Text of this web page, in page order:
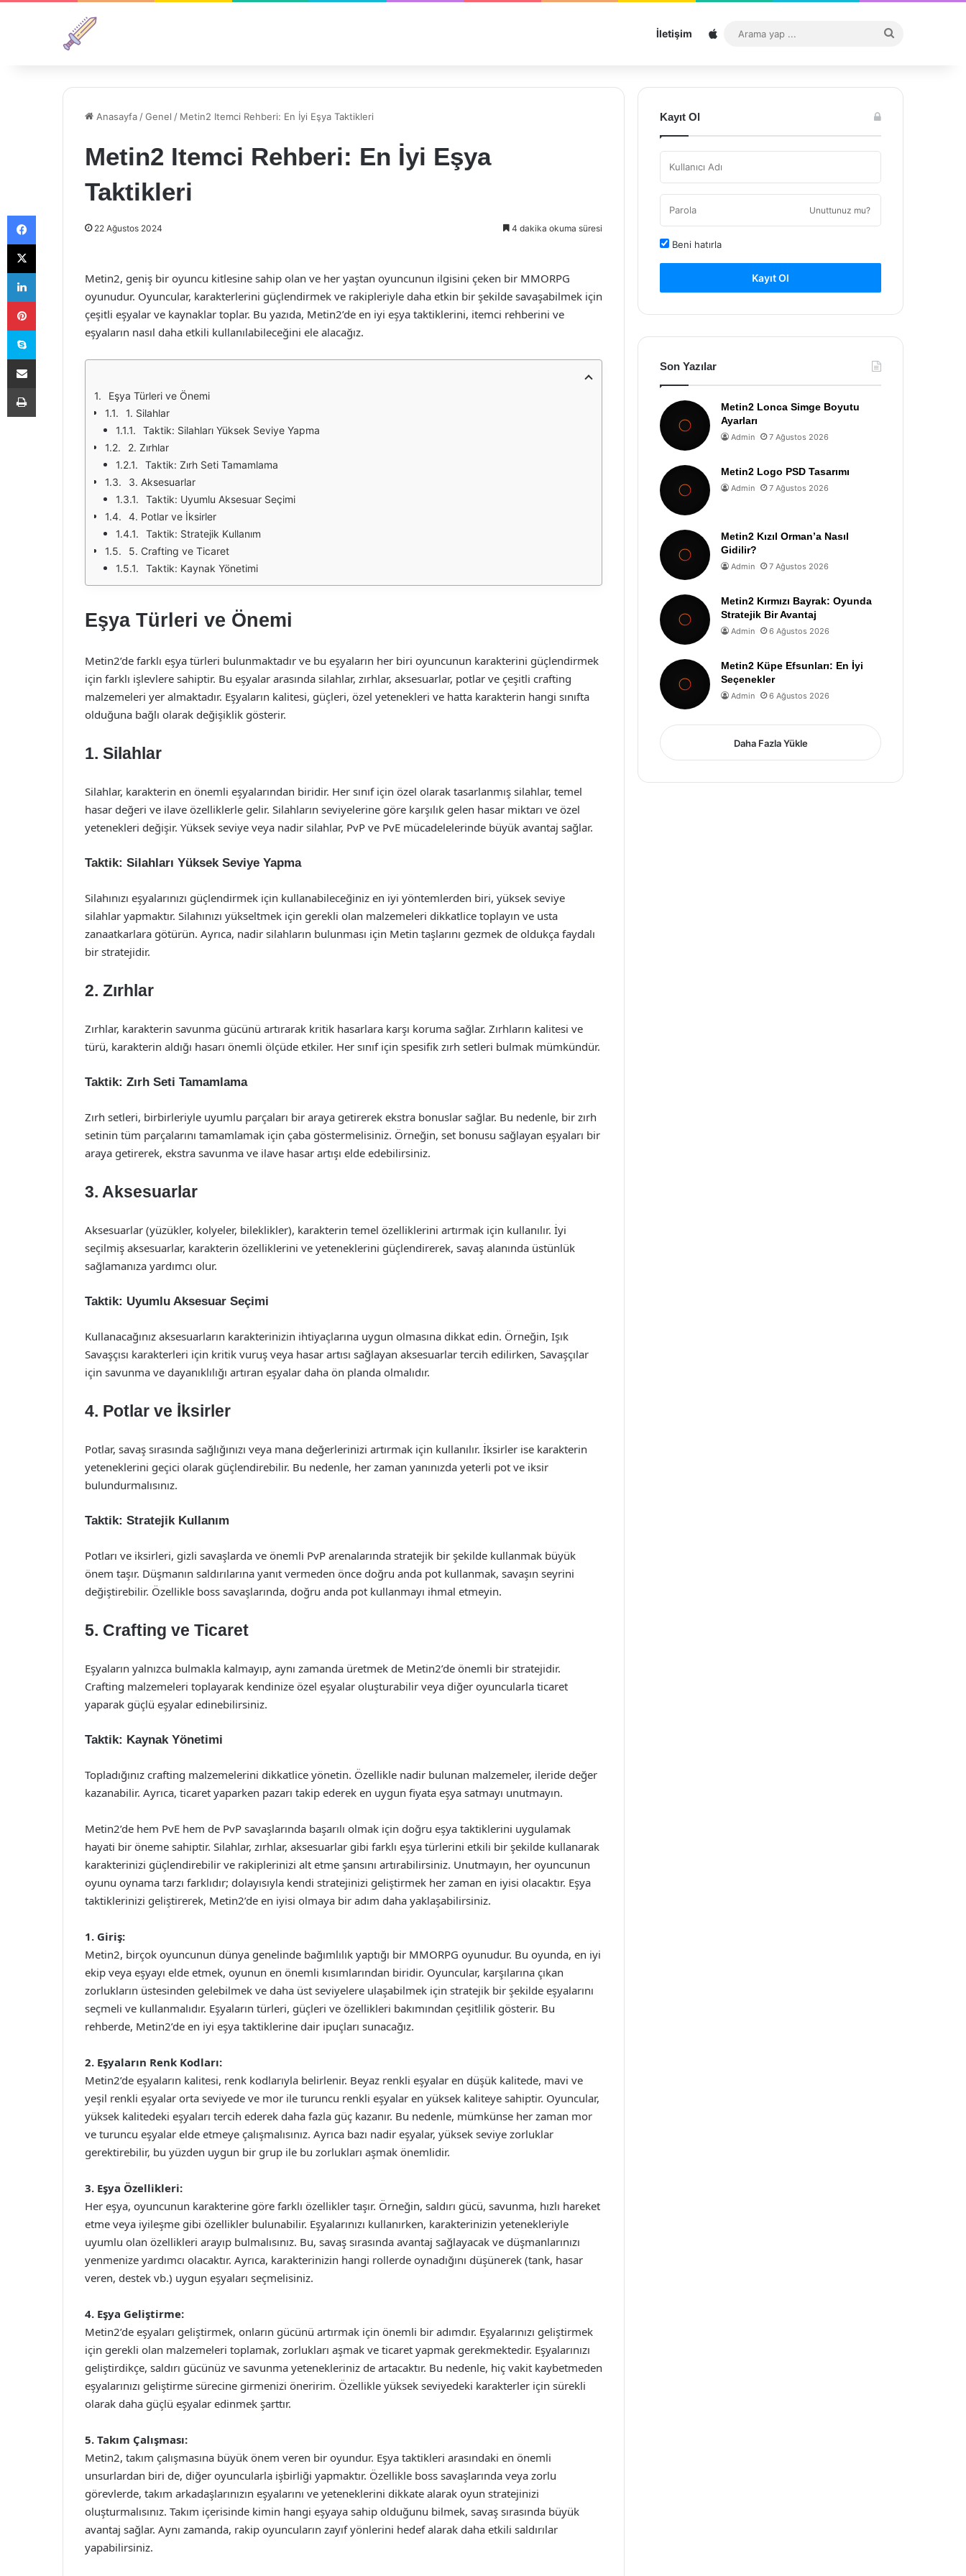
İletişim Sitemap
...
Anasayfa /Genel / Metin2 Itemci Rehberi: En İyi Eşya Taktikleri
Metin2 Itemci Rehberi: En İyi Eşya
Taktikleri
22 Ağustos 2024 4 dakika okuma süresi
Metin2, geniş bir oyuncu kitlesine sahip olan ve her yaştan oyuncunun ilgisini çeken bir MMORPG
oyunudur. Oyuncular, karakterlerini güçlendirmek ve rakipleriyle daha etkin bir şekilde savaşabilmek için
çeşitli eşyalar ve kaynaklar toplar. Bu yazıda, Metin2’de en iyi eşya taktiklerini, itemci rehberini ve
eşyaların nasıl daha etkili kullanılabileceğini ele alacağız.
Eşya Türleri ve Önemi
1. Silahlar
Taktik: Silahları Yüksek Seviye Yapma
2. Zırhlar
Taktik: Zırh Seti Tamamlama
3. Aksesuarlar
Taktik: Uyumlu Aksesuar Seçimi
4. Potlar ve İksirler
Taktik: Stratejik Kullanım
5. Crafting ve Ticaret
Taktik: Kaynak Yönetimi
Eşya Türleri ve Önemi
Metin2’de farklı eşya türleri bulunmaktadır ve bu eşyaların her biri oyuncunun karakterini güçlendirmek
için farklı işlevlere sahiptir. Bu eşyalar arasında silahlar, zırhlar, aksesuarlar, potlar ve çeşitli crafting
malzemeleri yer almaktadır. Eşyaların kalitesi, güçleri, özel yetenekleri ve hatta karakterin hangi sınıfta
olduğuna bağlı olarak değişiklik gösterir.
1. Silahlar
Silahlar, karakterin en önemli eşyalarından biridir. Her sınıf için özel olarak tasarlanmış silahlar, temel
hasar değeri ve ilave özelliklerle gelir. Silahların seviyelerine göre karşılık gelen hasar miktarı ve özel
yetenekleri değişir. Yüksek seviye veya nadir silahlar, PvP ve PvE mücadelelerinde büyük avantaj sağlar.
Taktik: Silahları Yüksek Seviye Yapma
Silahınızı eşyalarınızı güçlendirmek için kullanabileceğiniz en iyi yöntemlerden biri, yüksek seviye
silahlar yapmaktır. Silahınızı yükseltmek için gerekli olan malzemeleri dikkatlice toplayın ve usta
zanaatkarlara götürün. Ayrıca, nadir silahların bulunması için Metin taşlarını gezmek de oldukça faydalı
bir stratejidir.
2. Zırhlar
Zırhlar, karakterin savunma gücünü artırarak kritik hasarlara karşı koruma sağlar. Zırhların kalitesi ve
türü, karakterin aldığı hasarı önemli ölçüde etkiler. Her sınıf için spesifik zırh setleri bulmak mümkündür.
Taktik: Zırh Seti Tamamlama
Zırh setleri, birbirleriyle uyumlu parçaları bir araya getirerek ekstra bonuslar sağlar. Bu nedenle, bir zırh
setinin tüm parçalarını tamamlamak için çaba göstermelisiniz. Örneğin, set bonusu sağlayan eşyaları bir
araya getirerek, ekstra savunma ve ilave hasar artışı elde edebilirsiniz.
3. Aksesuarlar
Aksesuarlar (yüzükler, kolyeler, bileklikler), karakterin temel özelliklerini artırmak için kullanılır. İyi
seçilmiş aksesuarlar, karakterin özelliklerini ve yeteneklerini güçlendirerek, savaş alanında üstünlük
sağlamanıza yardımcı olur.
Taktik: Uyumlu Aksesuar Seçimi
Kullanacağınız aksesuarların karakterinizin ihtiyaçlarına uygun olmasına dikkat edin. Örneğin, Işık
Savaşçısı karakterleri için kritik vuruş veya hasar artısı sağlayan aksesuarlar tercih edilirken, Savaşçılar
için savunma ve dayanıklılığı artıran eşyalar daha ön planda olmalıdır.
4. Potlar ve İksirler
Potlar, savaş sırasında sağlığınızı veya mana değerlerinizi artırmak için kullanılır. İksirler ise karakterin
yeteneklerini geçici olarak güçlendirebilir. Bu nedenle, her zaman yanınızda yeterli pot ve iksir
bulundurmalısınız.
Taktik: Stratejik Kullanım
Potları ve iksirleri, gizli savaşlarda ve önemli PvP arenalarında stratejik bir şekilde kullanmak büyük
önem taşır. Düşmanın saldırılarına yanıt vermeden önce doğru anda pot kullanmak, savaşın seyrini
değiştirebilir. Özellikle boss savaşlarında, doğru anda pot kullanmayı ihmal etmeyin.
5. Crafting ve Ticaret
Eşyaların yalnızca bulmakla kalmayıp, aynı zamanda üretmek de Metin2’de önemli bir stratejidir.
Crafting malzemeleri toplayarak kendinize özel eşyalar oluşturabilir veya diğer oyuncularla ticaret
yaparak güçlü eşyalar edinebilirsiniz.
Taktik: Kaynak Yönetimi
Topladığınız crafting malzemelerini dikkatlice yönetin. Özellikle nadir bulunan malzemeler, ileride değer
kazanabilir. Ayrıca, ticaret yaparken pazarı takip ederek en uygun fiyata eşya satmayı unutmayın.
Metin2’de hem PvE hem de PvP savaşlarında başarılı olmak için doğru eşya taktiklerini uygulamak
hayati bir öneme sahiptir. Silahlar, zırhlar, aksesuarlar gibi farklı eşya türlerini etkili bir şekilde kullanarak
karakterinizi güçlendirebilir ve rakiplerinizi alt etme şansını artırabilirsiniz. Unutmayın, her oyuncunun
oyunu oynama tarzı farklıdır; dolayısıyla kendi stratejinizi geliştirmek her zaman en iyisi olacaktır. Eşya
taktiklerinizi geliştirerek, Metin2’de en iyisi olmaya bir adım daha yaklaşabilirsiniz.
1. Giriş:
Metin2, birçok oyuncunun dünya genelinde bağımlılık yaptığı bir MMORPG oyunudur. Bu oyunda, en iyi
ekip veya eşyayı elde etmek, oyunun en önemli kısımlarından biridir. Oyuncular, karşılarına çıkan
zorlukların üstesinden gelebilmek ve daha üst seviyelere ulaşabilmek için stratejik bir şekilde eşyalarını
seçmeli ve kullanmalıdır. Eşyaların türleri, güçleri ve özellikleri bakımından çeşitlilik gösterir. Bu
rehberde, Metin2’de en iyi eşya taktiklerine dair ipuçları sunacağız.
2. Eşyaların Renk Kodları:
Metin2’de eşyaların kalitesi, renk kodlarıyla belirlenir. Beyaz renkli eşyalar en düşük kalitede, mavi ve
yeşil renkli eşyalar orta seviyede ve mor ile turuncu renkli eşyalar en yüksek kaliteye sahiptir. Oyuncular,
yüksek kalitedeki eşyaları tercih ederek daha fazla güç kazanır. Bu nedenle, mümkünse her zaman mor
ve turuncu eşyalar elde etmeye çalışmalısınız. Ayrıca bazı nadir eşyalar, yüksek seviye zorluklar
gerektirebilir, bu yüzden uygun bir grup ile bu zorlukları aşmak önemlidir.
3. Eşya Özellikleri:
Her eşya, oyuncunun karakterine göre farklı özellikler taşır. Örneğin, saldırı gücü, savunma, hızlı hareket
etme veya iyileşme gibi özellikler bulunabilir. Eşyalarınızı kullanırken, karakterinizin yetenekleriyle
uyumlu olan özellikleri arayıp bulmalısınız. Bu, savaş sırasında avantaj sağlayacak ve düşmanlarınızı
yenmenize yardımcı olacaktır. Ayrıca, karakterinizin hangi rollerde oynadığını düşünerek (tank, hasar
veren, destek vb.) uygun eşyaları seçmelisiniz.
4. Eşya Geliştirme:
Metin2’de eşyaları geliştirmek, onların gücünü artırmak için önemli bir adımdır. Eşyalarınızı geliştirmek
için gerekli olan malzemeleri toplamak, zorlukları aşmak ve ticaret yapmak gerekmektedir. Eşyalarınızı
geliştirdikçe, saldırı gücünüz ve savunma yetenekleriniz de artacaktır. Bu nedenle, hiç vakit kaybetmeden
eşyalarınızı geliştirme sürecine girmenizi öneririm. Özellikle yüksek seviyedeki karakterler için sürekli
olarak daha güçlü eşyalar edinmek şarttır.
5. Takım Çalışması:
Metin2, takım çalışmasına büyük önem veren bir oyundur. Eşya taktikleri arasındaki en önemli
unsurlardan biri de, diğer oyuncularla işbirliği yapmaktır. Özellikle boss savaşlarında veya zorlu
görevlerde, takım arkadaşlarınızın eşyalarını ve yeteneklerini dikkate alarak oyun stratejinizi
oluşturmalısınız. Takım içerisinde kimin hangi eşyaya sahip olduğunu bilmek, savaş sırasında büyük
avantaj sağlar. Aynı zamanda, rakip oyuncuların zayıf yönlerini hedef alarak daha etkili saldırılar
yapabilirsiniz.
Kayıt Ol
Unuttunuz mu?
Beni hatırla
Kayıt Ol
Son Yazılar
Metin2 Lonca Simge Boyutu
Ayarları
Admin 7 Ağustos 2026
Metin2 Logo PSD Tasarımı
Admin 7 Ağustos 2026
Metin2 Kızıl Orman’a Nasıl
Gidilir?
Admin 7 Ağustos 2026
Metin2 Kırmızı Bayrak: Oyunda
Stratejik Bir Avantaj
Admin 6 Ağustos 2026
Metin2 Küpe Efsunları: En İyi
Seçenekler
Admin 6 Ağustos 2026
Daha Fazla Yükle
Facebook
X
LinkedIn
Pinterest
Skype
E-Posta ile paylaş